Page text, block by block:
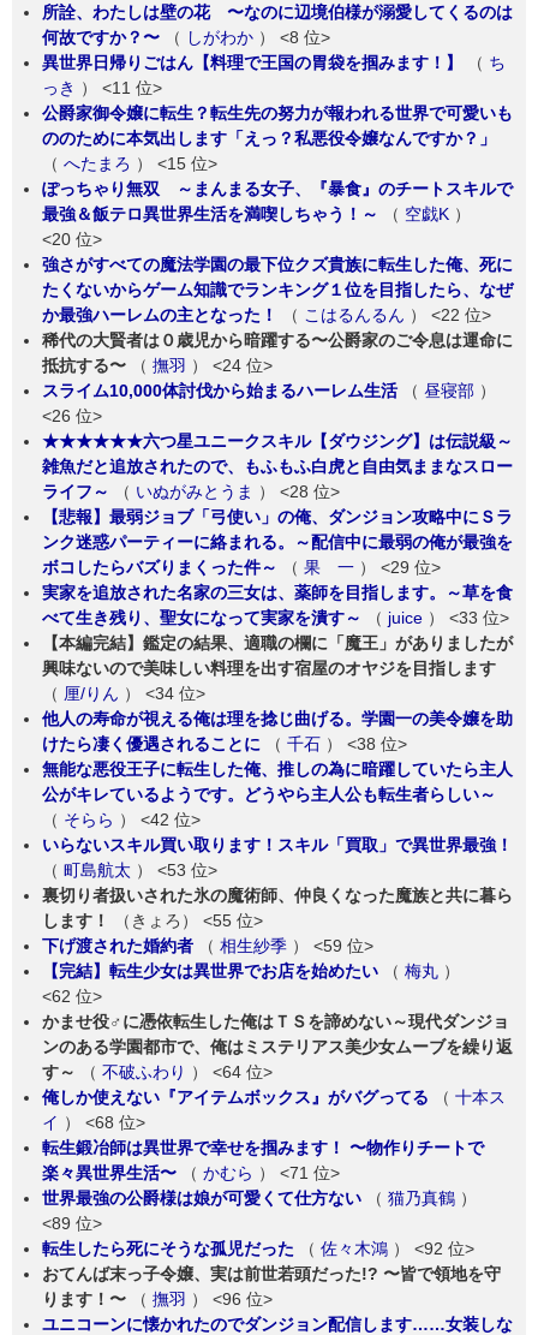
所詮、わたしは壁の花 〜なのに辺境伯様が溺愛してくるのは
何故ですか？〜
（ しがわか ） <8 位>
異世界日帰りごはん【料理で王国の胃袋を掴みます！】
（ ち
っき ） <11 位>
公爵家御令嬢に転生？転生先の努力が報われる世界で可愛いも
ののために本気出します「えっ？私悪役令嬢なんですか？」
（ へたまろ ） <15 位>
ぽっちゃり無双 ～まんまる女子、『暴食』のチートスキルで
最強＆飯テロ異世界生活を満喫しちゃう！～
（ 空戯K ）
<20 位>
強さがすべての魔法学園の最下位クズ貴族に転生した俺、死に
たくないからゲーム知識でランキング１位を目指したら、なぜ
か最強ハーレムの主となった！
（ こはるんるん ） <22 位>
稀代の大賢者は０歳児から暗躍する〜公爵家のご令息は運命に
抵抗する〜
（ 撫羽 ） <24 位>
スライム10,000体討伐から始まるハーレム生活
（ 昼寝部 ）
<26 位>
★★★★★★六つ星ユニークスキル【ダウジング】は伝説級～
雑魚だと追放されたので、もふもふ白虎と自由気ままなスロー
ライフ～
（ いぬがみとうま ） <28 位>
【悲報】最弱ジョブ「弓使い」の俺、ダンジョン攻略中にＳラ
ンク迷惑パーティーに絡まれる。～配信中に最弱の俺が最強を
ボコしたらバズりまくった件～
（ 果 一 ） <29 位>
実家を追放された名家の三女は、薬師を目指します。～草を食
べて生き残り、聖女になって実家を潰す～
（ juice ） <33 位>
【本編完結】鑑定の結果、適職の欄に「魔王」がありましたが
興味ないので美味しい料理を出す宿屋のオヤジを目指します
（ 厘/りん ） <34 位>
他人の寿命が視える俺は理を捻じ曲げる。学園一の美令嬢を助
けたら凄く優遇されることに
（ 千石 ） <38 位>
無能な悪役王子に転生した俺、推しの為に暗躍していたら主人
公がキレているようです。どうやら主人公も転生者らしい～
（ そらら ） <42 位>
いらないスキル買い取ります！スキル「買取」で異世界最強！
（ 町島航太 ） <53 位>
裏切り者扱いされた氷の魔術師、仲良くなった魔族と共に暮ら
します！
（きょろ） <55 位>
下げ渡された婚約者
（ 相生紗季 ） <59 位>
【完結】転生少女は異世界でお店を始めたい
（ 梅丸 ）
<62 位>
かませ役♂に憑依転生した俺はＴＳを諦めない～現代ダンジョ
ンのある学園都市で、俺はミステリアス美少女ムーブを繰り返
す～
（ 不破ふわり ） <64 位>
俺しか使えない『アイテムボックス』がバグってる
（ 十本ス
イ ） <68 位>
転生鍛冶師は異世界で幸せを掴みます！ 〜物作りチートで
楽々異世界生活〜
（ かむら ） <71 位>
世界最強の公爵様は娘が可愛くて仕方ない
（ 猫乃真鶴 ）
<89 位>
転生したら死にそうな孤児だった
（ 佐々木鴻 ） <92 位>
おてんば末っ子令嬢、実は前世若頭だった!? 〜皆で領地を守
ります！〜
（ 撫羽 ） <96 位>
ユニコーンに懐かれたのでダンジョン配信します……女装しな